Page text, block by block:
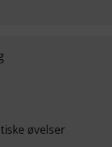
øvelser